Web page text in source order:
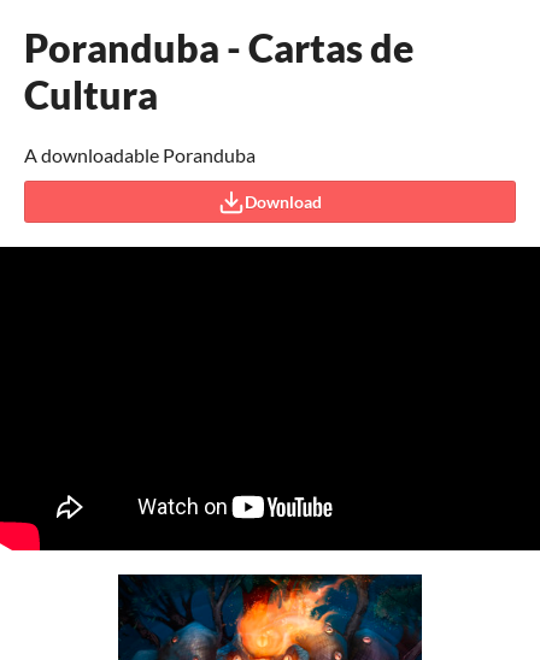
Poranduba - Cartas de
Cultura
A downloadable Poranduba
Download